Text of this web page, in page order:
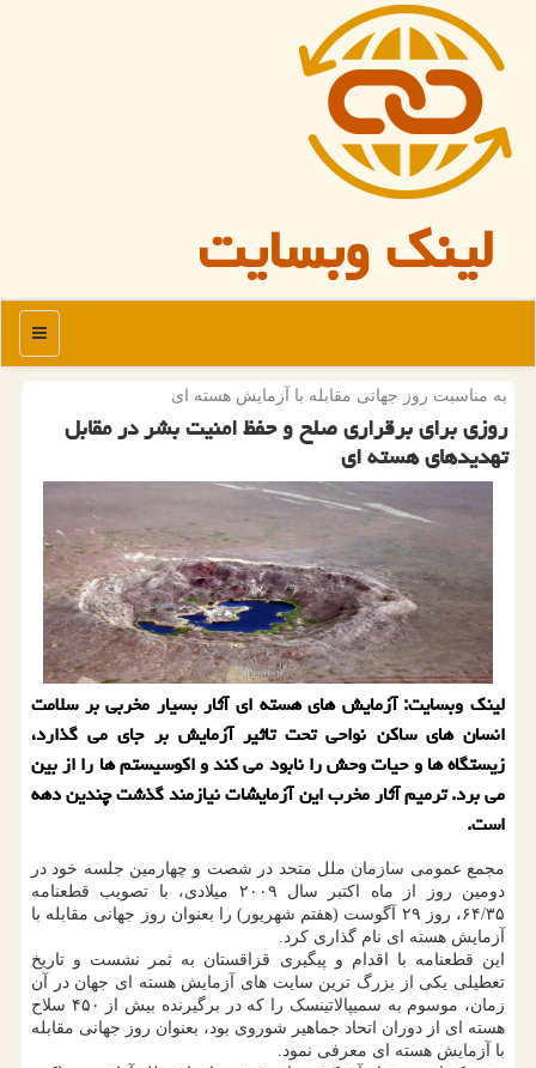
لینک وبسایت
منو
به مناسبت روز جهانی مقابله با آزمایش هسته ای
روزی برای برقراری صلح و حفظ امنیت بشر در مقابل
تهدیدهای هسته ای
لینک وبسایت: آزمایش های هسته ای آثار بسیار مخربی بر سلامت
انسان های ساکن نواحی تحت تاثیر آزمایش بر جای می گذارد،
زیستگاه ها و حیات وحش را نابود می کند و اکوسیستم ها را از بین
می برد. ترمیم آثار مخرب این آزمایشات نیازمند گذشت چندین دهه
است.
مجمع عمومی سازمان ملل متحد در شصت و چهارمین جلسه خود در
دومین روز از ماه اکتبر سال ۲۰۰۹ میلادی، با تصویب قطعنامه
۶۴/۳۵، روز ۲۹ آگوست (هفتم شهریور) را بعنوان روز جهانی مقابله با
آزمایش هسته ای نام گذاری کرد.
این قطعنامه با اقدام و پیگیری قزاقستان به ثمر نشست و تاریخ
تعطیلی یکی از بزرگ ترین سایت های آزمایش هسته ای جهان در آن
زمان، موسوم به سمیپالاتینسک را که در برگیرنده بیش از ۴۵۰ سلاح
هسته ای از دوران اتحاد جماهیر شوروی بود، بعنوان روز جهانی مقابله
با آزمایش هسته ای معرفی نمود.